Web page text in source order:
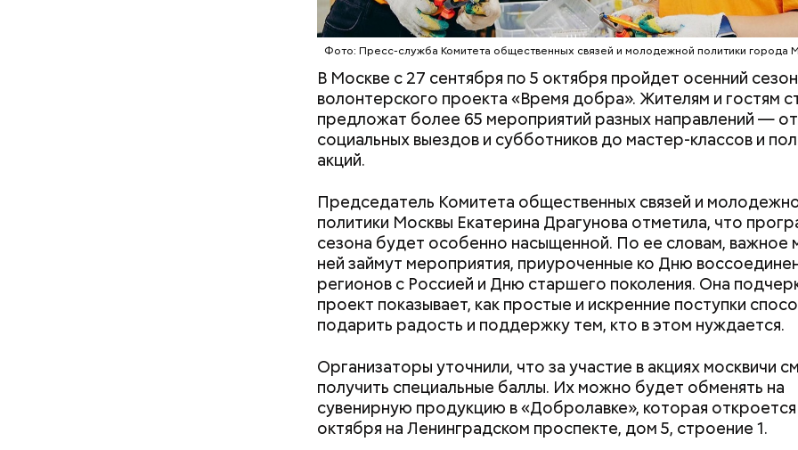
Фото: Пресс-служба Комитета общественных связей и молодежной политики города
В Москве с 27 сентября по 5 октября пройдет осенний сезон
волонтерского проекта «Время добра». Жителям и гостям
предложат более 65 мероприятий разных направлений — от
социальных выездов и субботников до мастер-классов и
акций.
Председатель Комитета общественных связей и
политики Москвы Екатерина Драгунова отметила, что
сезона будет особенно насыщенной. По ее словам, важное
ней займут мероприятия, приуроченные ко Дню
регионов с Россией и Дню старшего поколения. Она
проект показывает, как простые и искренние поступки
подарить радость и поддержку тем, кто в этом нуждается.
Организаторы уточнили, что за участие в акциях москвичи
получить специальные баллы. Их можно будет обменять на
сувенирную продукцию в «Добролавке», которая откроется
октября на Ленинградском проспекте, дом 5, строение 1.
скидки для автовладельцев (заправки, мойки и так далее);
аптеки;
бытовые услуги;
ветеринария и зоотовары;
Как найти информацию о льготах и скидках
— Маршрут затрагивает востребованные улицы районов.
образом, жители разных районов смогут как отдыхать, так и
делам по реализованным велополосам и велодорожкам.
Фото: Shutterstock